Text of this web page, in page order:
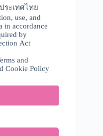
ระเทศไทย
use, and
in accordance
by
Act
and
Cookie Policy